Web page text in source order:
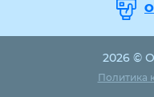
2026 ©
Политика